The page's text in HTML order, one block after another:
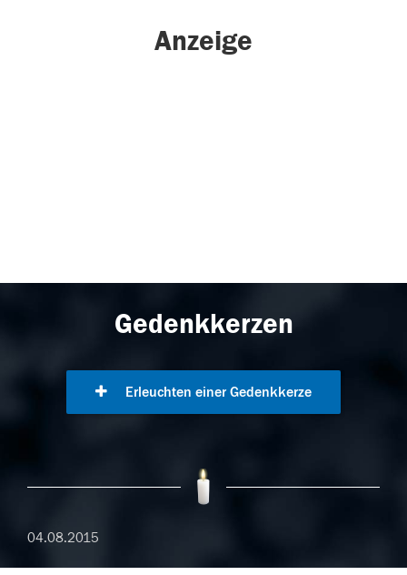
Anzeige
Gedenkkerzen
Erleuchten einer Gedenkkerze
04.08.2015